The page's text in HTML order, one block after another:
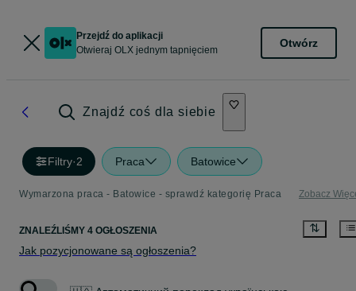
Przejdź do aplikacji
Otwieraj OLX jednym tapnięciem
Otwórz
Znajdź coś dla siebie
Filtry·2 Praca Batowice
Wymarzona praca - Batowice - sprawdź kategorię Praca Zobacz
ZNALEŹLIŚMY 4 OGŁOSZENIA
Jak pozycjonowane są ogłoszenia?